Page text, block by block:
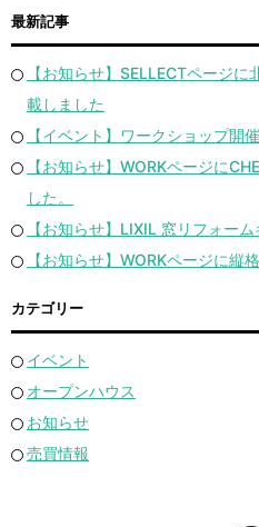
最新記事
【お知らせ】SELLECTページ
載しました
【イベント】ワークショップ開
【お知らせ】WORKページに
した。
【お知らせ】LIXIL 窓リフォー
【お知らせ】WORKページに縦
カテゴリー
イベント
オープンハウス
お知らせ
売買情報